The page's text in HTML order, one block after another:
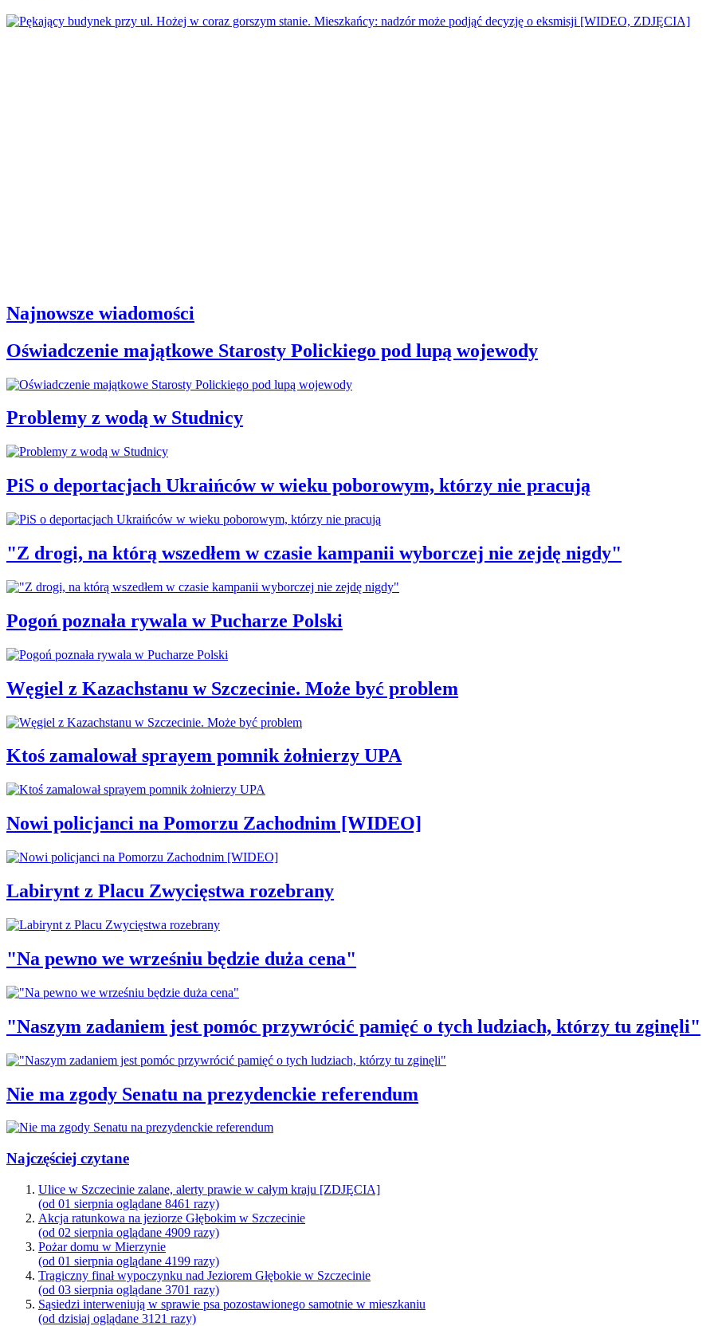
Najnowsze wiadomości
Oświadczenie majątkowe Starosty Polickiego pod lupą wojewody
Problemy z wodą w Studnicy
PiS o deportacjach Ukraińców w wieku poborowym, którzy nie pracują
"Z drogi, na którą wszedłem w czasie kampanii wyborczej nie zejdę nigdy"
Pogoń poznała rywala w Pucharze Polski
Węgiel z Kazachstanu w Szczecinie. Może być problem
Ktoś zamalował sprayem pomnik żołnierzy UPA
Nowi policjanci na Pomorzu Zachodnim [WIDEO]
Labirynt z Placu Zwycięstwa rozebrany
"Na pewno we wrześniu będzie duża cena"
"Naszym zadaniem jest pomóc przywrócić pamięć o tych ludziach, którzy tu zginęli"
Nie ma zgody Senatu na prezydenckie referendum
Najczęściej czytane
Ulice w Szczecinie zalane, alerty prawie w całym kraju [ZDJĘCIA]
(od 01 sierpnia oglądane 8461 razy)
Akcja ratunkowa na jeziorze Głębokim w Szczecinie
(od 02 sierpnia oglądane 4909 razy)
Pożar domu w Mierzynie
(od 01 sierpnia oglądane 4199 razy)
Tragiczny finał wypoczynku nad Jeziorem Głębokie w Szczecinie
(od 03 sierpnia oglądane 3701 razy)
Sąsiedzi interweniują w sprawie psa pozostawionego samotnie w mieszkaniu
(od dzisiaj oglądane 3121 razy)